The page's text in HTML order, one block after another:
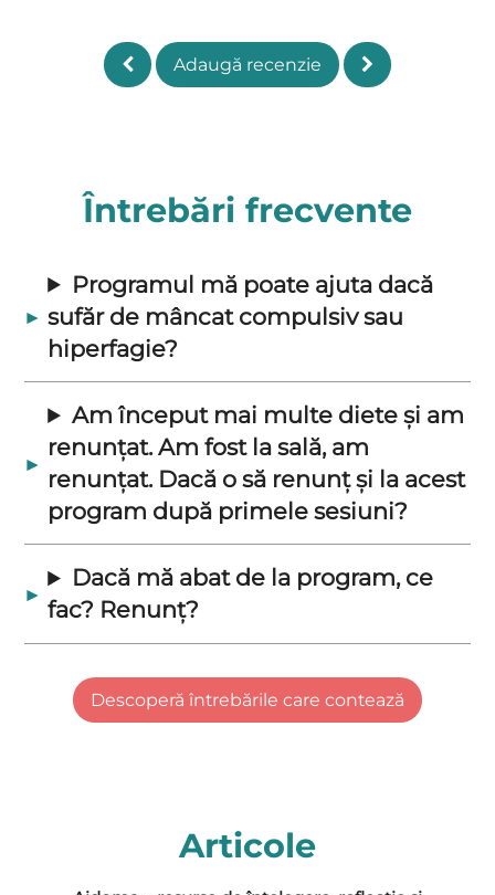
Adaugă recenzie
Întrebări frecvente
Programul mă poate ajuta dacă
sufăr de mâncat compulsiv sau
hiperfagie?
Am început mai multe diete și am
renunțat. Am fost la sală, am
renunțat. Dacă o să renunț și la acest
program după primele sesiuni?
Dacă mă abat de la program, ce
fac? Renunț?
Când apar primele rezultate?
Pot urma programul și de pe
Descoperă întrebările care contează
Articole